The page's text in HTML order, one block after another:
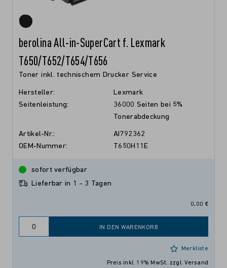
berolina All-in-SuperCart f. Lexmark
T650/T652/T654/T656
Toner inkl. technischem Drucker Service
Hersteller:
Lexmark
Seitenleistung:
36000 Seiten bei 5%
Tonerabdeckung
Artikel-Nr.:
AI792362
OEM-Nummer:
T650H11E
0,00 €
sofort verfügbar
Lieferbar in 1 - 3 Tagen
IN DEN WARENKORB
Merkliste
Preis inkl. 19% MwSt. zzgl. Versand